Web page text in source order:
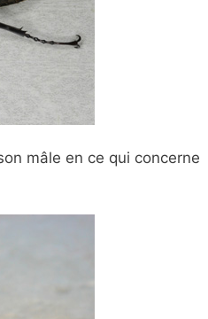
mâle en ce qui concerne